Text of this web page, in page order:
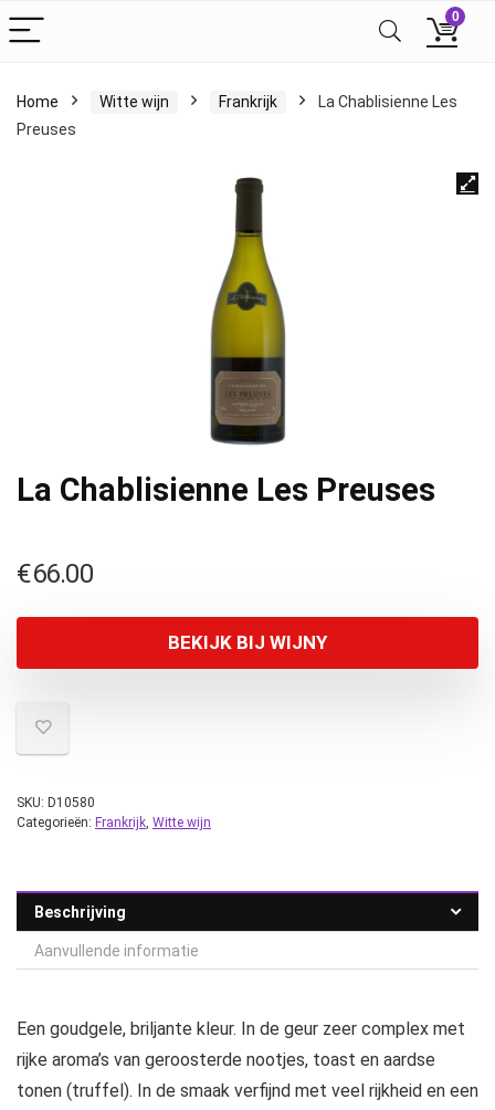
0
Home Witte wijn Frankrijk
La Chablisienne Les
Preuses
La Chablisienne Les Preuses
€66.00
BEKIJK BIJ WIJNY
SKU: D10580
Categorieën: Frankrijk, Witte wijn
Beschrijving
Aanvullende informatie
Een goudgele, briljante kleur. In de geur zeer complex met
rijke aroma’s van geroosterde nootjes, toast en aardse
tonen (truffel). In de smaak verfijnd met veel rijkheid en een